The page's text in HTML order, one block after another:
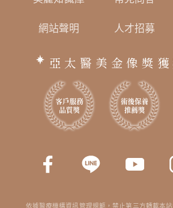
網站聲明 人才招募
亞太醫美金像獎
依據醫療機構資訊管理規範，禁止第三方轉載本